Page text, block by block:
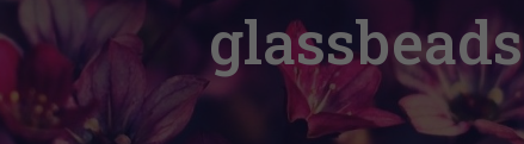
glassbeads